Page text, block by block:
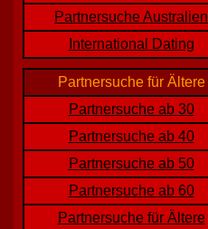
Partnersuche Australien
International Dating
Partnersuche für Ältere
Partnersuche ab 30
Partnersuche ab 40
Partnersuche ab 50
Partnersuche ab 60
Partnersuche für Ältere